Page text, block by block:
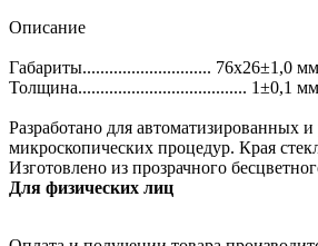
Описание
Габариты............................. 76х26±1,0 мм
Толщина...................................... 1±0,1 мм
Разработано для автоматизированных
микроскопических процедур. Края
Изготовлено из прозрачного
Для физических лиц